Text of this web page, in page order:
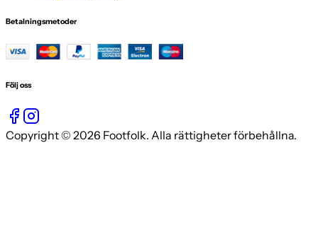
Betalningsmetoder
Följ oss
Copyright © 2026 Footfolk. Alla rättigheter förbehållna.